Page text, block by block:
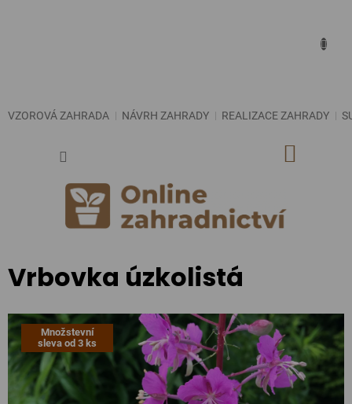
VZOROVÁ ZAHRADA NÁVRH ZAHRADY REALIZACE ZAHRADY
Vrbovka úzkolistá
Množstevní
sleva od 3 ks